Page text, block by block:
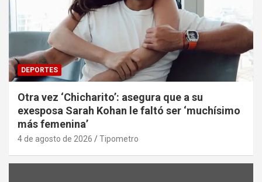
DEPORTES
Otra vez ‘Chicharito’: asegura que a su
exesposa Sarah Kohan le faltó ser ‘muchísimo
más femenina’
4 de agosto de 2026 Tipometro